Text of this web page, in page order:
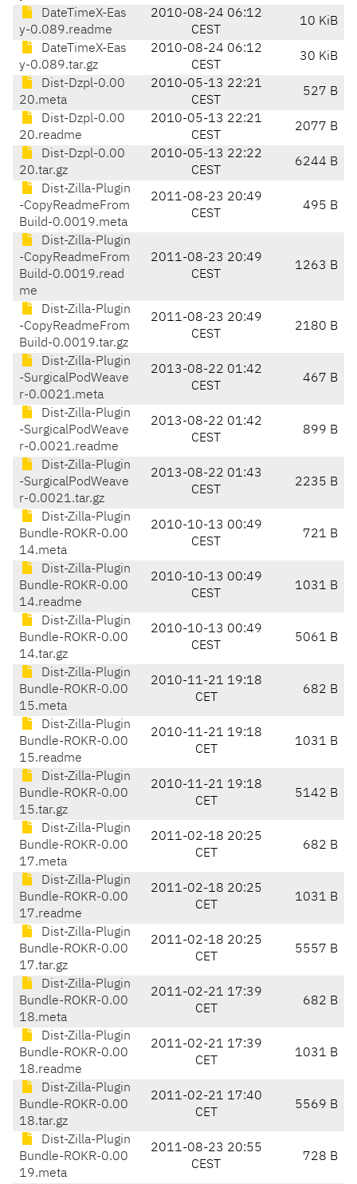
DateTimeX-Eas
y-0.089.readme
2010-08-24 06:12
CEST
10 KiB
DateTimeX-Eas
y-0.089.tar.gz
2010-08-24 06:12
CEST
30 KiB
Dist-Dzpl-0.00
20.meta
2010-05-13 22:21
CEST
527 B
Dist-Dzpl-0.00
20.readme
2010-05-13 22:21
CEST
2077 B
Dist-Dzpl-0.00
20.tar.gz
2010-05-13 22:22
CEST
6244 B
Dist-Zilla-Plugin
-CopyReadmeFrom
Build-0.0019.meta
2011-08-23 20:49
CEST
495 B
Dist-Zilla-Plugin
-CopyReadmeFrom
Build-0.0019.read
me
2011-08-23 20:49
CEST
1263 B
Dist-Zilla-Plugin
-CopyReadmeFrom
Build-0.0019.tar.gz
2011-08-23 20:49
CEST
2180 B
Dist-Zilla-Plugin
-SurgicalPodWeave
r-0.0021.meta
2013-08-22 01:42
CEST
467 B
Dist-Zilla-Plugin
-SurgicalPodWeave
r-0.0021.readme
2013-08-22 01:42
CEST
899 B
Dist-Zilla-Plugin
-SurgicalPodWeave
r-0.0021.tar.gz
2013-08-22 01:43
CEST
2235 B
Dist-Zilla-Plugin
Bundle-ROKR-0.00
14.meta
2010-10-13 00:49
CEST
721 B
Dist-Zilla-Plugin
Bundle-ROKR-0.00
14.readme
2010-10-13 00:49
CEST
1031 B
Dist-Zilla-Plugin
Bundle-ROKR-0.00
14.tar.gz
2010-10-13 00:49
CEST
5061 B
Dist-Zilla-Plugin
Bundle-ROKR-0.00
15.meta
2010-11-21 19:18
CET
682 B
Dist-Zilla-Plugin
Bundle-ROKR-0.00
15.readme
2010-11-21 19:18
CET
1031 B
Dist-Zilla-Plugin
Bundle-ROKR-0.00
15.tar.gz
2010-11-21 19:18
CET
5142 B
Dist-Zilla-Plugin
Bundle-ROKR-0.00
17.meta
2011-02-18 20:25
CET
682 B
Dist-Zilla-Plugin
Bundle-ROKR-0.00
17.readme
2011-02-18 20:25
CET
1031 B
Dist-Zilla-Plugin
Bundle-ROKR-0.00
17.tar.gz
2011-02-18 20:25
CET
5557 B
Dist-Zilla-Plugin
Bundle-ROKR-0.00
18.meta
2011-02-21 17:39
CET
682 B
Dist-Zilla-Plugin
Bundle-ROKR-0.00
18.readme
2011-02-21 17:39
CET
1031 B
Dist-Zilla-Plugin
Bundle-ROKR-0.00
18.tar.gz
2011-02-21 17:40
CET
5569 B
Dist-Zilla-Plugin
Bundle-ROKR-0.00
19.meta
2011-08-23 20:55
CEST
728 B